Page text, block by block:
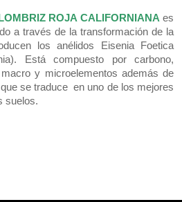
ROJA CALIFORNIANAes
a través de la transformación de la
los anélidos Eisenia Foetica
Está compuesto por carbono,
y microelementos además de
se traduce en uno de los mejores
suelos.